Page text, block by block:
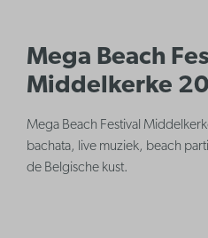
Mega Beach
Middelkerke
Mega Beach Festival
bachata, live muziek, beach
de Belgische kust.